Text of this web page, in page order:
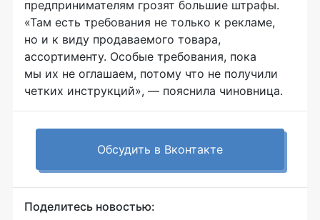
предпринимателям грозят большие штрафы.
«Там есть требования не только к рекламе,
но и к виду продаваемого товара,
ассортименту. Особые требования, пока
мы их не оглашаем, потому что не получили
четких инструкций», — пояснила чиновница.
Обсудить в Вконтакте
Поделитесь новостью: